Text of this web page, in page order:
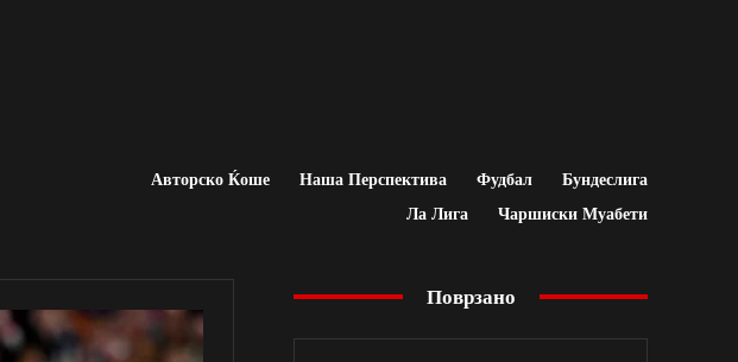
Авторско Ќоше Наша Перспектива Фудбал
Бундеслига
Ла Лига
Чаршиски Муабети
Поврзано